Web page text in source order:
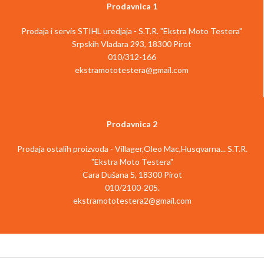
Prodavnica 1
Prodaja i servis STIHL uredjaja - S.T.R. "Ekstra Moto Testera"
Srpskih Vladara 293, 18300 Pirot
010/312-166
ekstramototestera@gmail.com
Prodavnica 2
Prodaja ostalih proizvoda - Villager,Oleo Mac,Husqvarna... S.T.R.
"Ekstra Moto Testera"
Cara Dušana 5, 18300 Pirot
010/2100-205.
ekstramototestera2@gmail.com